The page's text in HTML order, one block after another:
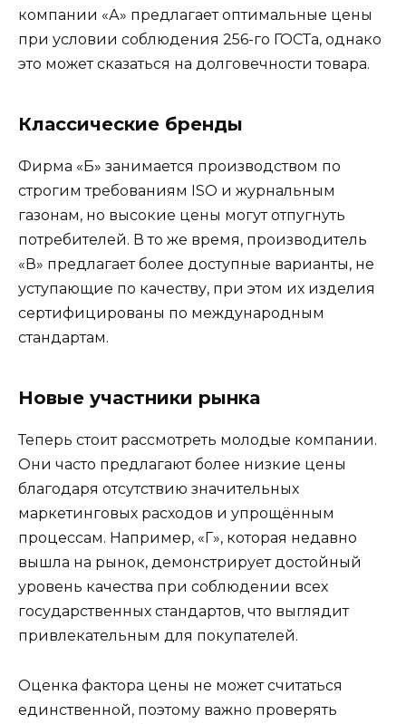
компании «А» предлагает оптимальные цены
при условии соблюдения 256-го ГОСТа, однако
это может сказаться на долговечности товара.
Классические бренды
Фирма «Б» занимается производством по
строгим требованиям ISO и журнальным
газонам, но высокие цены могут отпугнуть
потребителей. В то же время, производитель
«В» предлагает более доступные варианты, не
уступающие по качеству, при этом их изделия
сертифицированы по международным
стандартам.
Новые участники рынка
Теперь стоит рассмотреть молодые компании.
Они часто предлагают более низкие цены
благодаря отсутствию значительных
маркетинговых расходов и упрощённым
процессам. Например, «Г», которая недавно
вышла на рынок, демонстрирует достойный
уровень качества при соблюдении всех
государственных стандартов, что выглядит
привлекательным для покупателей.
Оценка фактора цены не может считаться
единственной, поэтому важно проверять